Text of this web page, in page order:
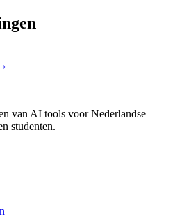
van AI tools voor Nederlandse
studenten.